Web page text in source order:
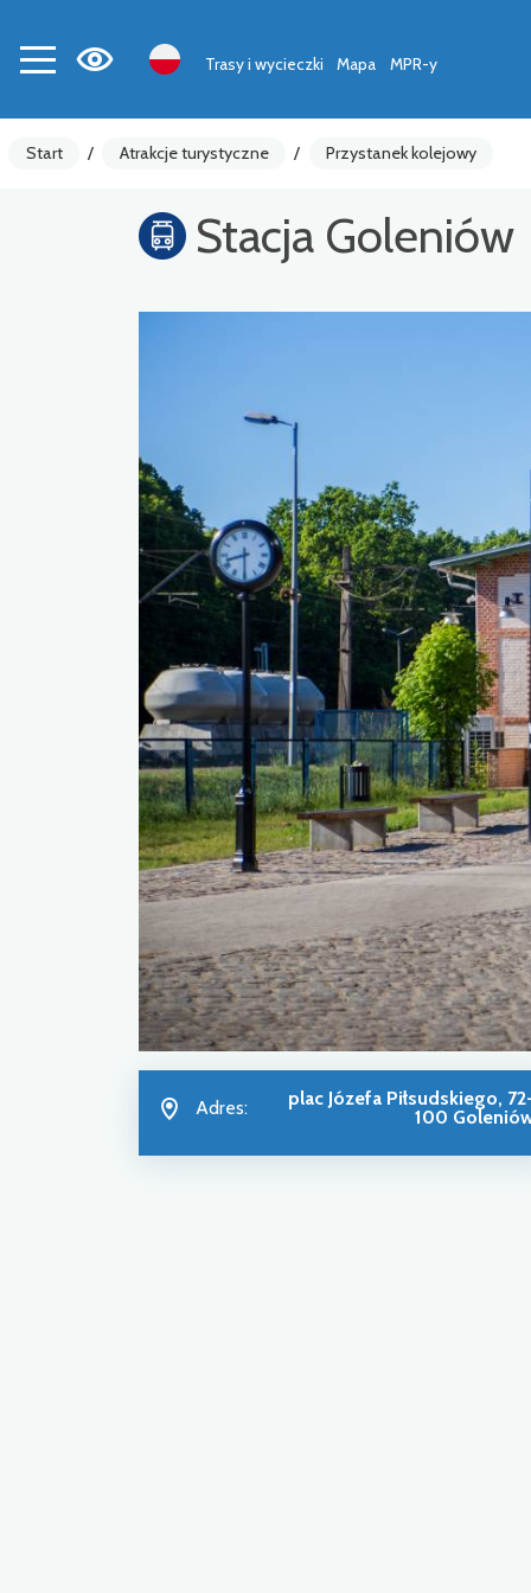
Trasy i wycieczki Mapa MPR-y
Start / Atrakcje turystyczne / Przystanek kolejowy
Stacja Goleniów
Adres:
plac Józefa Piłsudskiego,
100